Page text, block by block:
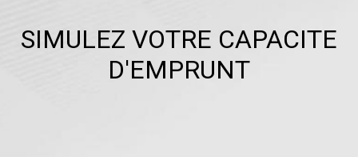
SIMULEZ VOTRE CAPACITE
D'EMPRUNT